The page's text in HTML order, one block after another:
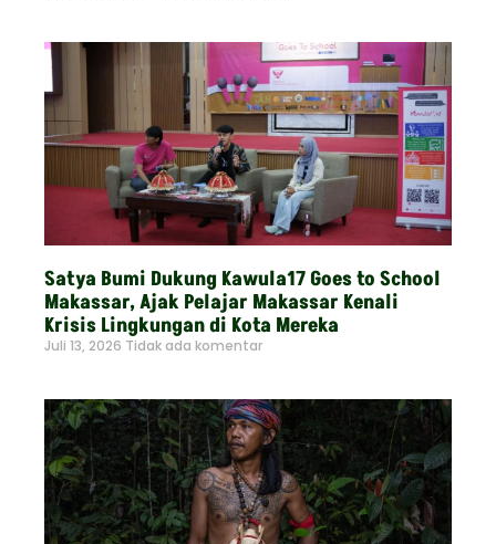
Satya Bumi Dukung Kawula17 Goes to School
Makassar, Ajak Pelajar Makassar Kenali
Krisis Lingkungan di Kota Mereka
Juli 13, 2026 Tidak ada komentar